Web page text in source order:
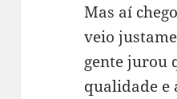
Mas aí
veio
gente jurou
qualidade e